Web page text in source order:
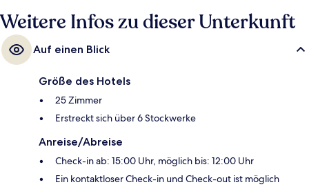
Weitere Infos zu dieser Unterkunft
Auf einen Blick
Größe des Hotels
25 Zimmer
Erstreckt sich über 6 Stockwerke
Anreise/Abreise
Check-in ab: 15:00 Uhr, möglich bis: 12:00 Uhr
Ein kontaktloser Check-in und Check-out ist möglich